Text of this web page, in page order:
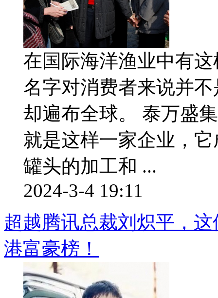
在国际海洋渔业中有
名字对消费者来说并
却遍布全球。 泰万盛
就是这样一家企业，
罐头的加工和 ...
2024-3-4 19:11
超越腾讯总裁刘炽平，
港富豪榜！